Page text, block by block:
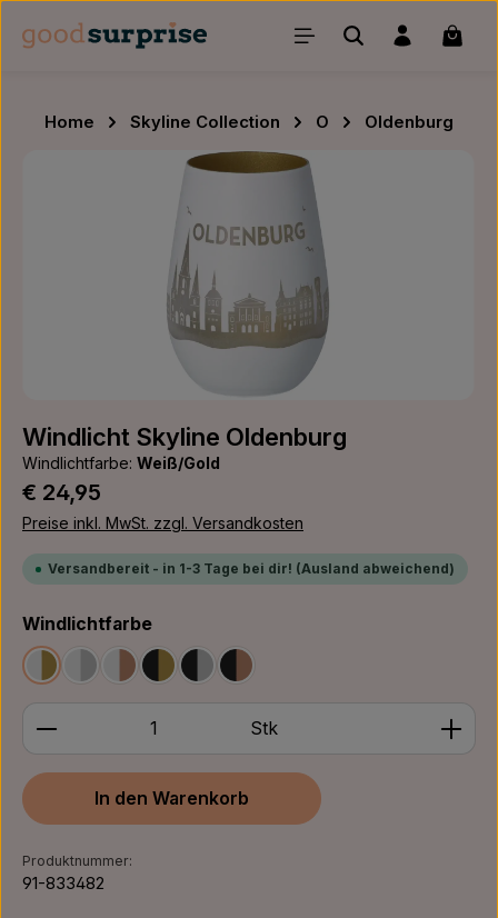
Zum Hauptinhalt springen
Home Skyline Collection O
Oldenburg
Bildergalerie überspringen
Windlicht Skyline Oldenburg
Windlichtfarbe: Weiß/Gold
Regulärer Preis:
€ 24,95
Preise inkl. MwSt. zzgl. Versandkosten
Versandbereit - in 1-3 Tage bei dir! (Ausland abweichend)
Windlichtfarbeauswählen
Weiß/GoldWeiß/Silber
Weiß/Bronze
Schwarz/Gold
Schwarz/Silber
Schwarz/Bronze
Produkt Anzahl: Gib den gewünschten Wert ein
Stk
In den Warenkorb
Produktnummer:
91-833482